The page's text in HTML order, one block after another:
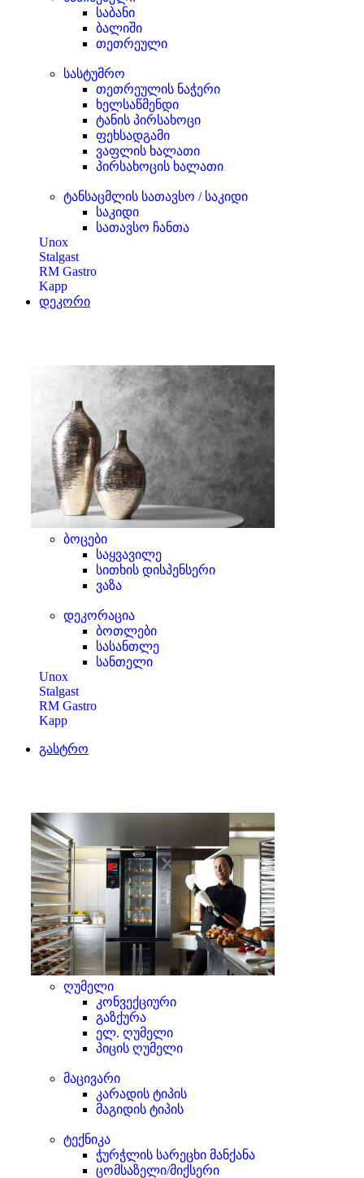
საბანი
ბალიში
თეთრეული
სასტუმრო
თეთრეულის ნაჭერი
ხელსაწმენდი
ტანის პირსახოცი
ფეხსადგამი
ვაფლის ხალათი
პირსახოცის ხალათი
ტანსაცმლის სათავსო / საკიდი
საკიდი
სათავსო ჩანთა
Unox
Stalgast
RM Gastro
Kapp
დეკორი
ბოცები
საყვავილე
სითხის დისპენსერი
ვაზა
დეკორაცია
ბოთლები
სასანთლე
სანთელი
Unox
Stalgast
RM Gastro
Kapp
გასტრო
ღუმელი
კონვექციური
გაზქურა
ელ. ღუმელი
პიცის ღუმელი
მაცივარი
კარადის ტიპის
მაგიდის ტიპის
ტექნიკა
ჭურჭლის სარეცხი მანქანა
ცომსაზელი/მიქსერი